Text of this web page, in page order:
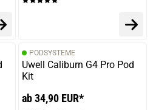
PODSYSTEME
Uwell Caliburn G4 Pro Pod
Kit
ab 34,90 EUR*